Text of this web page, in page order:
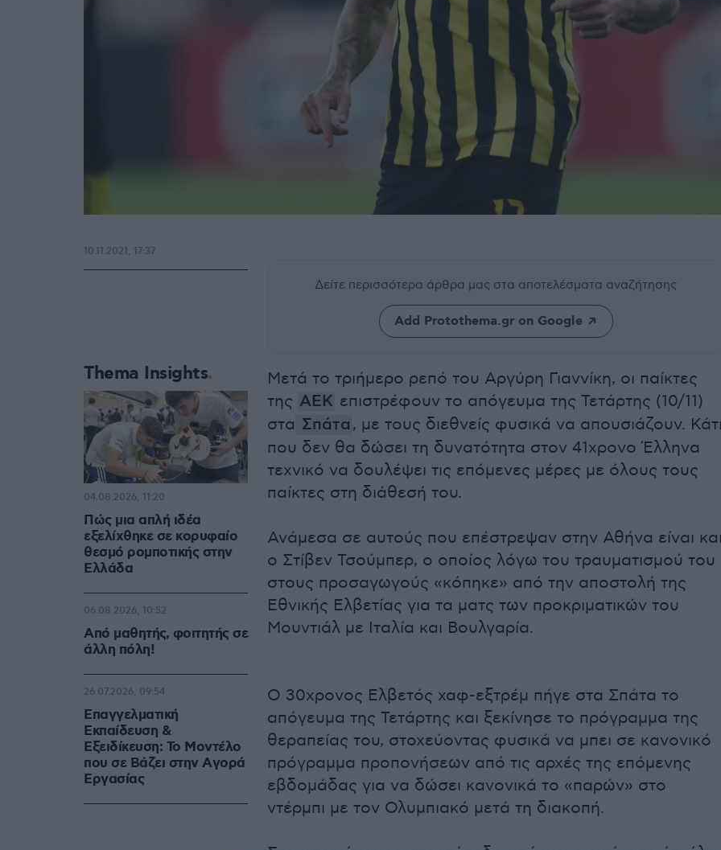
Δείτε περισσότερα άρθρα μας στα αποτελέσματα αναζήτησης
Add Protothema.gr on Google
Μετά το τριήμερο ρεπό του Αργύρη Γιαννίκη, οι παίκτες
της ΑΕΚ επιστρέφουν το απόγευμα της Τετάρτης (10/11)
στα Σπάτα , με τους διεθνείς φυσικά να απουσιάζουν.
που δεν θα δώσει τη δυνατότητα στον 41χρονο Έλληνα
τεχνικό να δουλέψει τις επόμενες μέρες με όλους τους
παίκτες στη διάθεσή του.
Ανάμεσα σε αυτούς που επέστρεψαν στην Αθήνα είναι
ο Στίβεν Τσούμπερ, ο οποίος λόγω του τραυματισμού του
στους προσαγωγούς «κόπηκε» από την αποστολή της
Εθνικής Ελβετίας για τα ματς των προκριματικών του
Μουντιάλ με Ιταλία και Βουλγαρία.
Ο 30χρονος Ελβετός χαφ-εξτρέμ πήγε στα Σπάτα το
απόγευμα της Τετάρτης και ξεκίνησε το πρόγραμμα της
θεραπείας του, στοχεύοντας φυσικά να μπει σε κανονικό
πρόγραμμα προπονήσεων από τις αρχές της επόμενης
εβδομάδας για να δώσει κανονικά το «παρών» στο
ντέρμπι με τον Ολυμπιακό μετά τη διακοπή.
10.11.2021, 17:37
Thema Insights
Πώς μια απλή ιδέα
εξελίχθηκε σε κορυφαίο
θεσμό ρομποτικής στην
Ελλάδα
04.08.2026, 11:20
Από μαθητής, φοιτητής σε
άλλη πόλη!
06.08.2026, 10:52
Επαγγελματική
Εκπαίδευση &
Εξειδίκευση: Το Mοντέλο
που σε Bάζει στην Aγορά
Eργασίας
26.07.2026, 09:54